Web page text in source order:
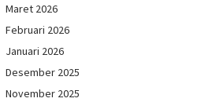
Maret 2026
Februari 2026
Januari 2026
Desember 2025
November 2025